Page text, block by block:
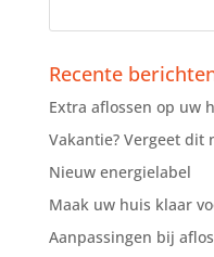
Recente
Extra aflossen op uw
Vakantie? Vergeet dit
Nieuw energielabel
Maak uw huis klaar
Aanpassingen bij